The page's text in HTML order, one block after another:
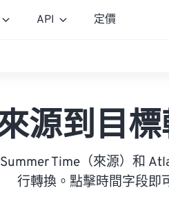
API 定價
源到目
Time（來源）和
行轉換。點擊時間字段即